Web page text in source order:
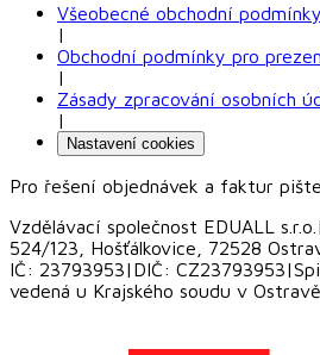
Všeobecné obchodní podmínky
|
Obchodní podmínky pro
|
Zásady zpracování osobních
|
Nastavení cookies
Pro řešení objednávek a faktur
Vzdělávací společnost EDUALL s.r.o. |
524/123, Hošťálkovice, 72528
IČ: 23793953| DIČ: CZ23793953|
vedená u Krajského soudu v Ostravě